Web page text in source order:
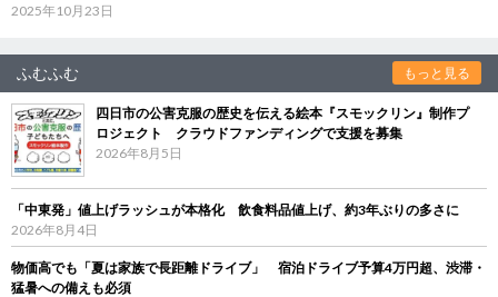
2025年10月23日
ふむふむ もっと見る
四日市の公害克服の歴史を伝える絵本『スモックリン』制作プ
ロジェクト クラウドファンディングで支援を募集
2026年8月5日
「中東発」値上げラッシュが本格化 飲食料品値上げ、約3年ぶりの多さに
2026年8月4日
物価高でも「夏は家族で長距離ドライブ」 宿泊ドライブ予算4万円超、渋滞・
猛暑への備えも必須